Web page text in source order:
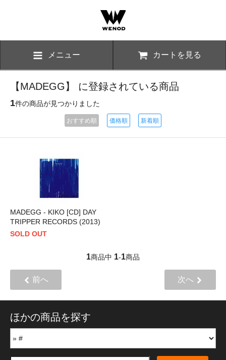
メニュー カートを見る
【MADEGG】 に登録されている商品
1件の商品が見つかりました
おすすめ順 価格順 新着順
MADEGG - KIKO [CD] DAY
TRIPPER RECORDS (2013)
SOLD OUT
1商品中 1-1商品
前へ 次へ
ほかの商品を探す